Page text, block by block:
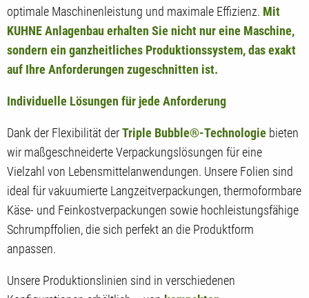
optimale Maschinenleistung und maximale Effizienz. Mit
KUHNE Anlagenbau erhalten Sie nicht nur eine Maschine,
sondern ein ganzheitliches Produktionssystem, das exakt
auf Ihre Anforderungen zugeschnitten ist.
Individuelle Lösungen für jede Anforderung
Dank der Flexibilität derTriple Bubble®-Technologie bieten
wir maßgeschneiderte Verpackungslösungen für eine
Vielzahl von Lebensmittelanwendungen. Unsere Folien sind
ideal für vakuumierte Langzeitverpackungen, thermoformbare
Käse- und Feinkostverpackungen sowie hochleistungsfähige
Schrumpffolien, die sich perfekt an die Produktform
anpassen.
Unsere Produktionslinien sind in verschiedenen